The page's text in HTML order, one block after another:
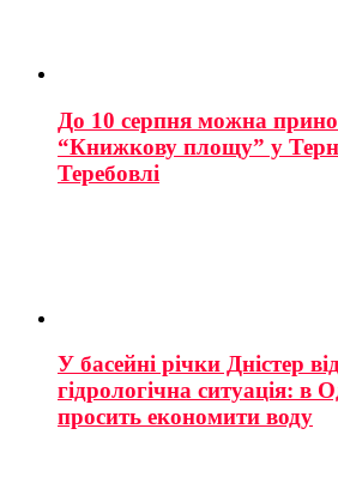
До 10 серпня можна
“Книжкову площу” у
Теребовлі
У басейні річки Дністер
гідрологічна ситуація: в
просить економити воду